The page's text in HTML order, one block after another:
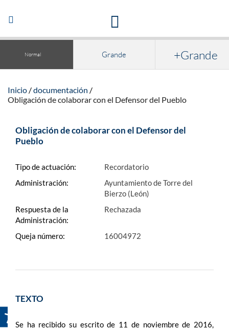
Abrir/Cerrar
navegación
Normal Grande +Grande
Inicio
documentación
Obligación de colaborar con el Defensor del Pueblo
Obligación de colaborar con el Defensor del
Pueblo
Tipo de actuación:
Recordatorio
Administración:
Ayuntamiento de Torre del
Bierzo (León)
Respuesta de la
Administración:
Rechazada
Queja número: 16004972
TEXTO
Se ha recibido su escrito de 11 de noviembre de 2016,